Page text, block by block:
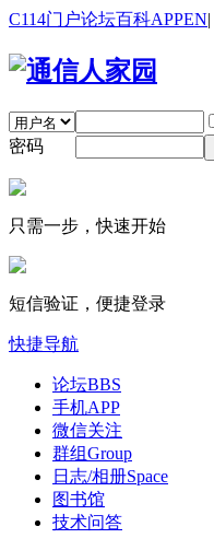
C114门户论坛百科APPEN|
密码
只需一步，快速开始
短信验证，便捷登录
快捷导航
论坛BBS
手机APP
微信关注
群组Group
日志/相册Space
图书馆
技术问答